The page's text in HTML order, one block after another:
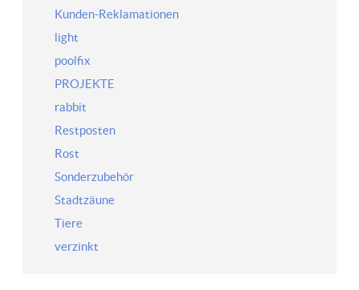
Kunden-Reklamationen
light
poolfix
PROJEKTE
rabbit
Restposten
Rost
Sonderzubehör
Stadtzäune
Tiere
verzinkt